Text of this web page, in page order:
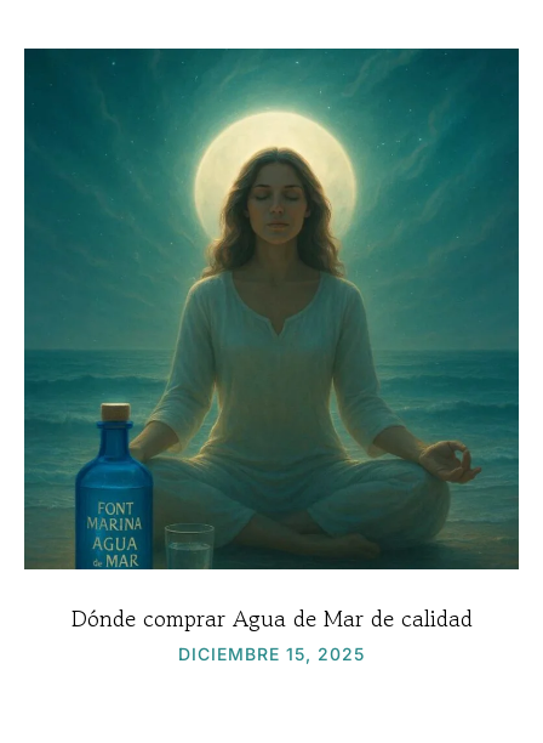
Dónde comprar Agua de Mar de calidad
DICIEMBRE 15, 2025